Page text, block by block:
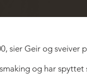
sier Geir og sveiver
og har